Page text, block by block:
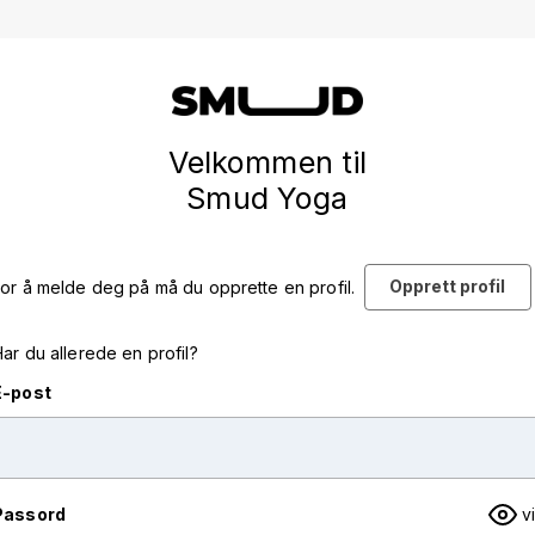
Velkommen til
Smud Yoga
å melde deg på må du opprette en profil. Opprett profil
du allerede en profil?
post